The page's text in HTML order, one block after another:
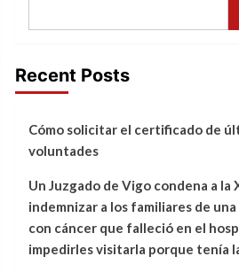
Recent Posts
Cómo solicitar el certificado de
voluntades
Un Juzgado de Vigo condena a la
indemnizar a los familiares de
con cáncer que falleció en el
impedirles visitarla porque tenía